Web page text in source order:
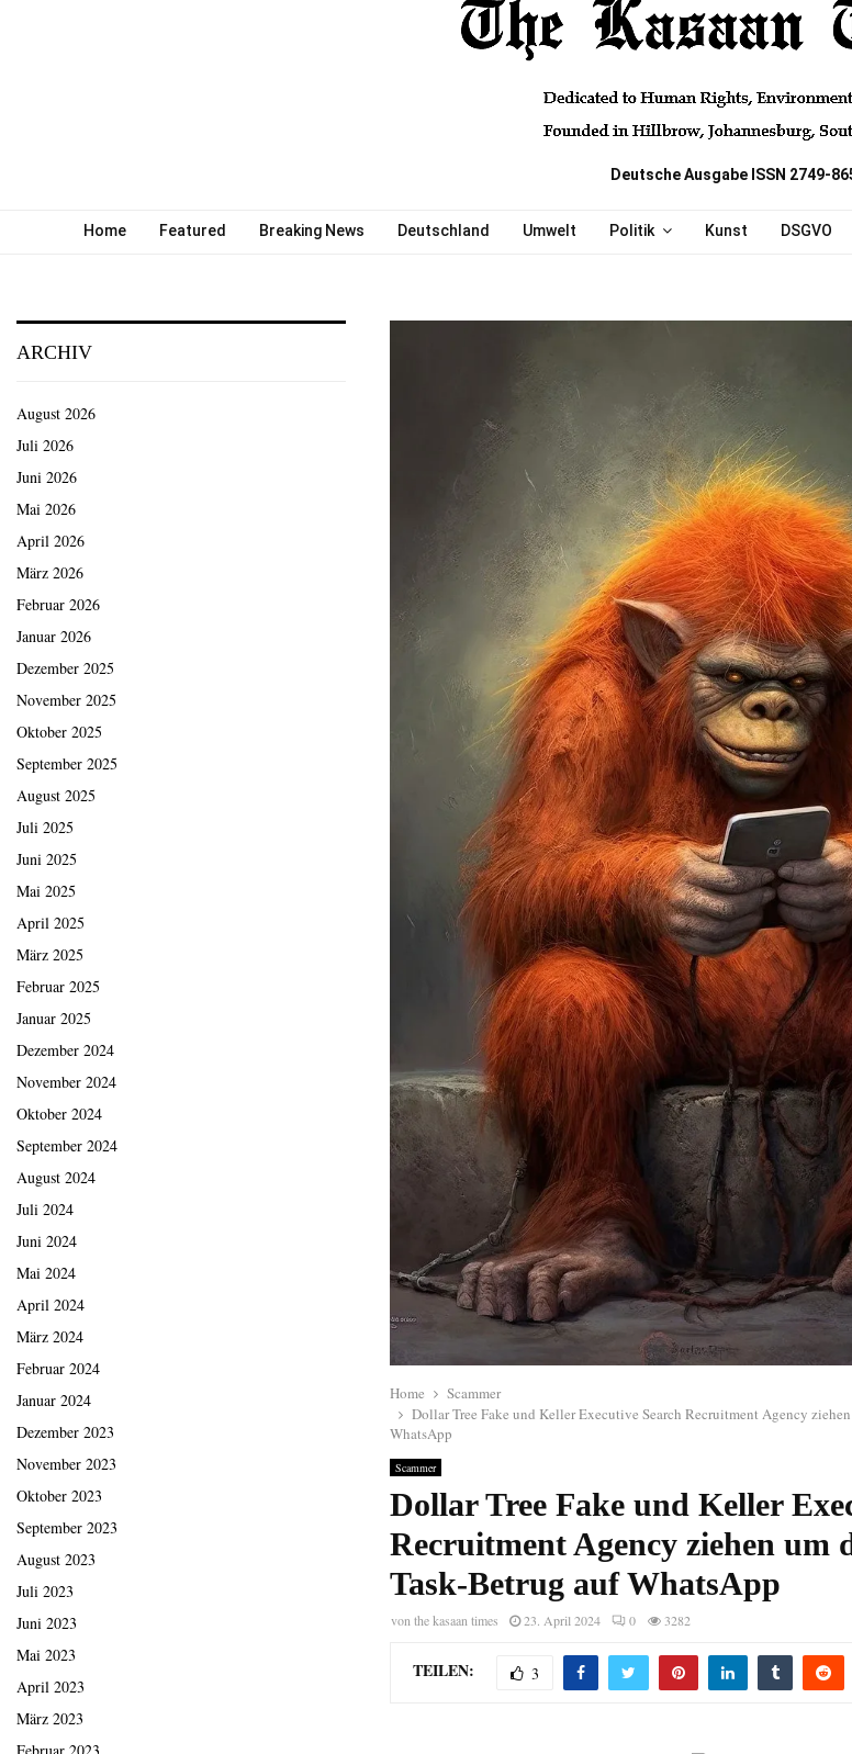
Deutsche Ausgabe ISSN 2749-
Home Featured Breaking News Deutschland Umwelt Politik Kunst DSGVO
Home
Scammer
Dollar Tree Fake und Keller Executive Search Recruitment Agency
WhatsApp
Scammer
Dollar Tree Fake und Keller
Recruitment Agency ziehen um
Task-Betrug auf WhatsApp
von the kasaan times 23. April 2024 0 3282
TEILEN: 3
ARCHIV
August 2026
Juli 2026
Juni 2026
Mai 2026
April 2026
März 2026
Februar 2026
Januar 2026
Dezember 2025
November 2025
Oktober 2025
September 2025
August 2025
Juli 2025
Juni 2025
Mai 2025
April 2025
März 2025
Februar 2025
Januar 2025
Dezember 2024
November 2024
Oktober 2024
September 2024
August 2024
Juli 2024
Juni 2024
Mai 2024
April 2024
März 2024
Februar 2024
Januar 2024
Dezember 2023
November 2023
Oktober 2023
September 2023
August 2023
Juli 2023
Juni 2023
Mai 2023
April 2023
März 2023